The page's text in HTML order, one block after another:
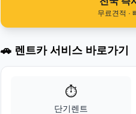
무료견적 ·
🚗 렌트카 서비스 바로가기
⏱️
단기렌트